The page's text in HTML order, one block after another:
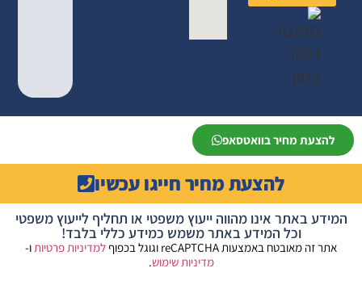
להצעת מחיר בוואטסאפ
להצעת מחיר חייגו עכשיו
המידע באתר אינו מהווה ייעוץ משפטי או תחליף לייעוץ משפטי
וכל המידע באתר משמש כמידע כללי בלבד!
אתר זה מאובטח באמצעות reCAPTCHA וגוגל בכפוף למדיניות פרטיות ו-
מדיניות שימוש.